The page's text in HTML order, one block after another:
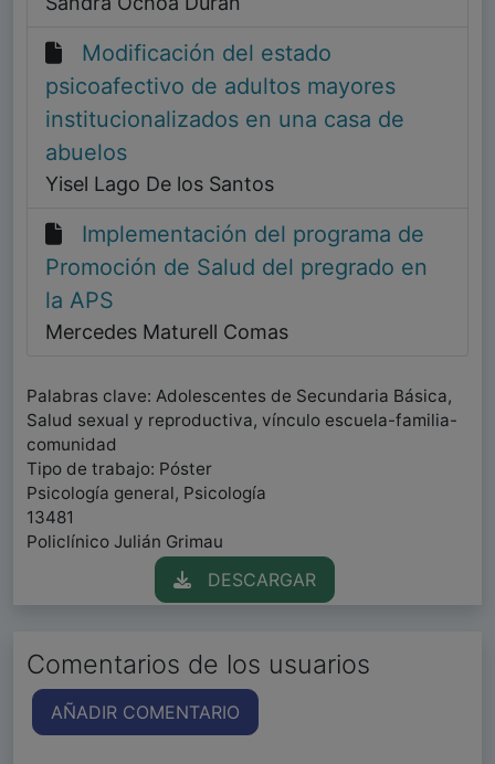
Modificación del estado
psicoafectivo de adultos mayores
institucionalizados en una casa de
abuelos
Yisel Lago De los Santos
Implementación del programa de
Promoción de Salud del pregrado en
la APS
Mercedes Maturell Comas
Palabras clave: Adolescentes de Secundaria Básica,
Salud sexual y reproductiva, vínculo escuela-familia-
comunidad
Tipo de trabajo: Póster
Psicología general, Psicología
13481
Policlínico Julián Grimau
DESCARGAR
Comentarios de los usuarios
AÑADIR COMENTARIO